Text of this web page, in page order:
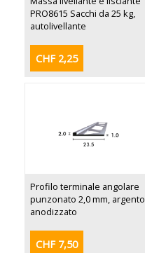
PRO8615 Sacchi da 25 kg,
autolivellante
CHF 2,25
Profilo terminale angolare
punzonato 2,0 mm, argento
anodizzato
CHF 7,50